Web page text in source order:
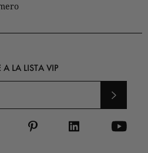
A LA LISTA VIP
ENVI
AR